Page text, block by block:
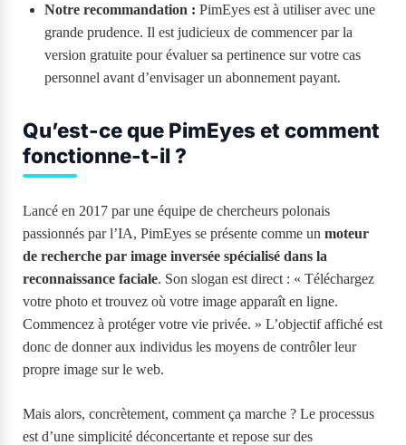
Notre recommandation : PimEyes est à utiliser avec une
grande prudence. Il est judicieux de commencer par la
version gratuite pour évaluer sa pertinence sur votre cas
personnel avant d’envisager un abonnement payant.
Qu’est-ce que PimEyes et comment
fonctionne-t-il ?
Lancé en 2017 par une équipe de chercheurs polonais
passionnés par l’IA, PimEyes se présente comme un moteur
de recherche par image inversée spécialisé dans la
reconnaissance faciale. Son slogan est direct : « Téléchargez
votre photo et trouvez où votre image apparaît en ligne.
Commencez à protéger votre vie privée. » L’objectif affiché est
donc de donner aux individus les moyens de contrôler leur
propre image sur le web.
Mais alors, concrètement, comment ça marche ? Le processus
est d’une simplicité déconcertante et repose sur des